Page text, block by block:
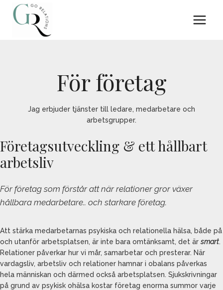
Skip
För företag
Jag erbjuder tjänster till ledare, medarbetare och
arbetsgrupper.
Företagsutveckling & ett hållbart
arbetsliv
För företag som förstår att när relationer gror växer
hållbara medarbetare.. och starkare företag.
Att stärka medarbetarnas psykiska och relationella hälsa, både på
och utanför arbetsplatsen, är inte bara omtänksamt, det ärsmart.
Relationer påverkar hur vi mår, samarbetar och presterar. När
vardagsliv, arbetsliv och relationer hamnar i obalans påverkas
hela människan och därmed också arbetsplatsen. Sjukskrivningar
på grund av psykisk ohälsa kostar företag enorma summor varje